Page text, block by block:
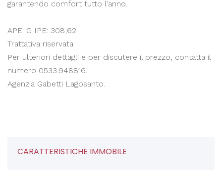
garantendo comfort tutto l'anno.
APE: G IPE: 308,62
Trattativa riservata
Per ulteriori dettagli e per discutere il prezzo, contatta il
numero 0533.948816.
Agenzia Gabetti Lagosanto.
CARATTERISTICHE IMMOBILE